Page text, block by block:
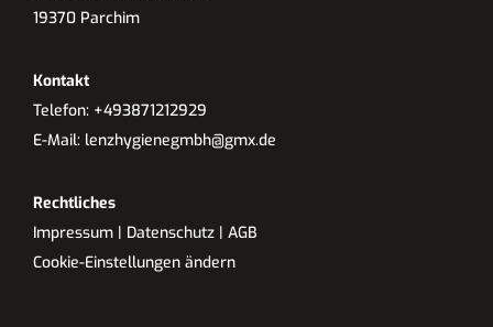
19370 Parchim
Kontakt
Telefon: +493871212929
E-Mail: lenzhygienegmbh@gmx.de
Rechtliches
Impressum | Datenschutz | AGB
Cookie-Einstellungen ändern